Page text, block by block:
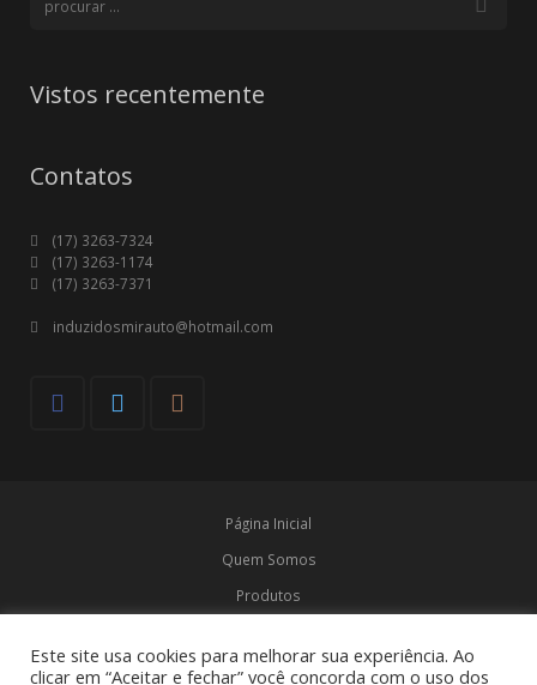
Vistos recentemente
Contatos
(17) 3263-7324
(17) 3263-1174
(17) 3263-7371
induzidosmirauto@hotmail.com
Página Inicial
Quem Somos
Produtos
Contato
Este site usa cookies para melhorar sua experiência. Ao
clicar em “Aceitar e fechar” você concorda com o uso dos